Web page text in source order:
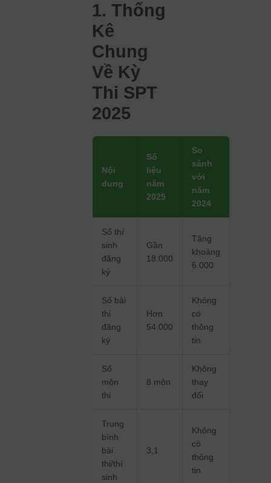
1. Thống
Kê
Chung
Về Kỳ
Thi SPT
2025
Nội
dung
Số
liệu
năm
2025
So
sánh
với
năm
2024
Số thí
sinh
đăng
ký
Gần
18.000
Tăng
khoảng
6.000
Số bài
thi
đăng
ký
Hơn
54.000
Không
có
thông
tin
Số
môn
thi
8 môn
Không
thay
đổi
Trung
bình
bài
thi/thí
sinh
3,1
Không
có
thông
tin